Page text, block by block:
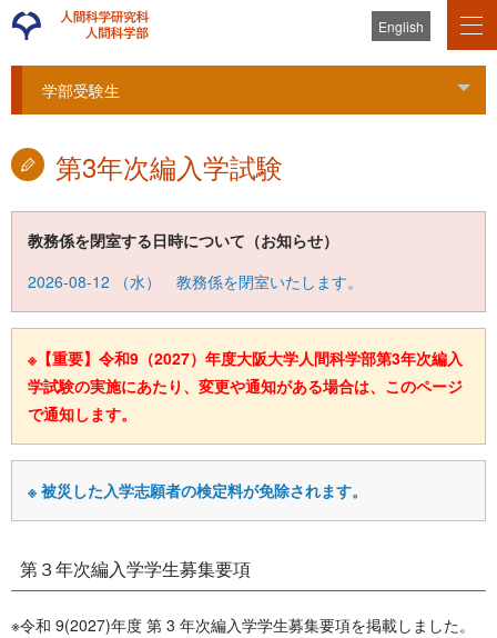
English
学部受験生
第3年次編入学試験
教務係を閉室する日時について（お知らせ）
2026-08-12 （水） 教務係を閉室いたします。
※【重要】令和9（2027）年度大阪大学人間科学部第3年次編入
学試験の実施にあたり、変更や通知がある場合は、このページ
で通知します。
※ 被災した入学志願者の検定料が免除されます。
第３年次編入学学生募集要項
※令和 9(2027)年度 第 3 年次編入学学生募集要項を掲載しました。